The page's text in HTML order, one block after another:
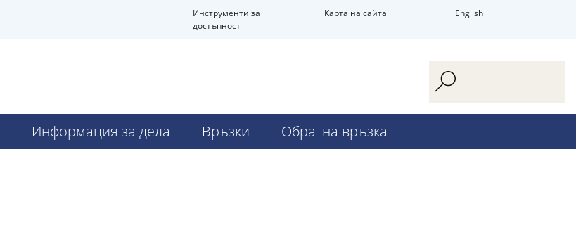
Инструменти за
достъпност
Карта на сайта English
Информация за дела Връзки Обратна връзка